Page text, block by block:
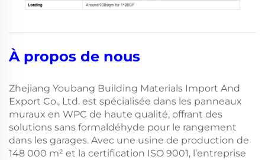
À propos de nous
Zhejiang Youbang Building Materials Import And
Export Co., Ltd. est spécialisée dans les panneaux
muraux en WPC de haute qualité, offrant des
solutions sans formaldéhyde pour le rangement
dans les garages. Avec une usine de production de
148 000 m² et la certification ISO 9001, l’entreprise